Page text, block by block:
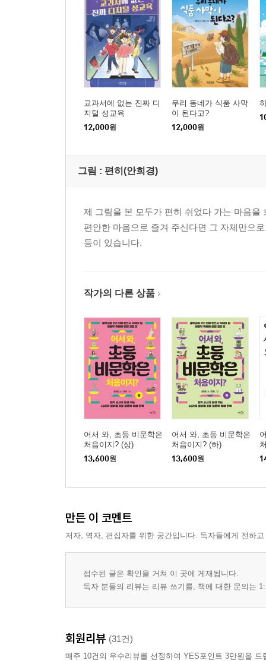
교과서에 없는 진짜 디
지털 성교육
12,000원
우리 동네가 식품 사막
이 된다고?
12,000원
그림 : 편히(안희경)
제 그림을 본 모두가 편히 쉬었다 가는 마음을
편안한 마음으로 즐겨 주신다면 그 자체만으
등이 있습니다.
작가의 다른 상품
어서 와, 초등 비문학은
처음이지? (상)
13,600원
어서 와, 초등 비문학은
처음이지? (하)
13,600원
만든 이 코멘트
저자, 역자, 편집자를 위한 공간입니다. 독자들에게 전하
접수된 글은 확인을 거쳐 이 곳에 게재됩니다.
독자 분들의 리뷰는 리뷰 쓰기를, 책에 대한 문의는
회원리뷰 (31건)
매주 10건의 우수리뷰를 선정하여 YES포인트 3만원을 드